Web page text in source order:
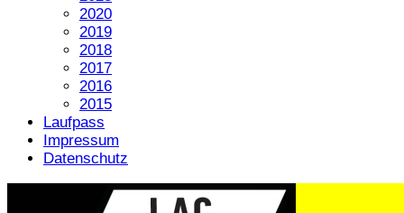
2020
2019
2018
2017
2016
2015
Laufpass
Impressum
Datenschutz